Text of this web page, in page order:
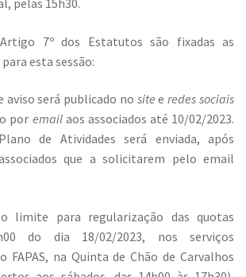
7º dos Estatutos são fixadas as
esta sessão:
aviso será publicado no site eredes sociais
por emailaos associados até 10/02/2023.
de Atividades será enviada, após
que a solicitarem pelo email
limite para regularização das quotas
do dia 18/02/2023, nos serviços
FAPAS, na Quinta de Chão de Carvalhos